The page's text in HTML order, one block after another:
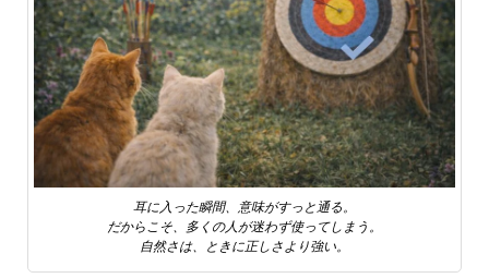
耳に入った瞬間、意味がすっと通る。
だからこそ、多くの人が迷わず使ってしまう。
自然さは、ときに正しさより強い。